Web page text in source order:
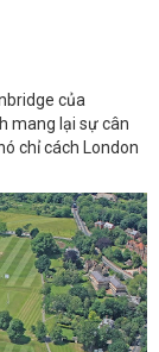
của
mang lại sự cân
chỉ cách London